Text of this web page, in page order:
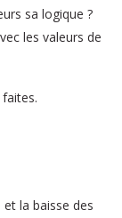
sa logique ?
les valeurs de
la baisse des